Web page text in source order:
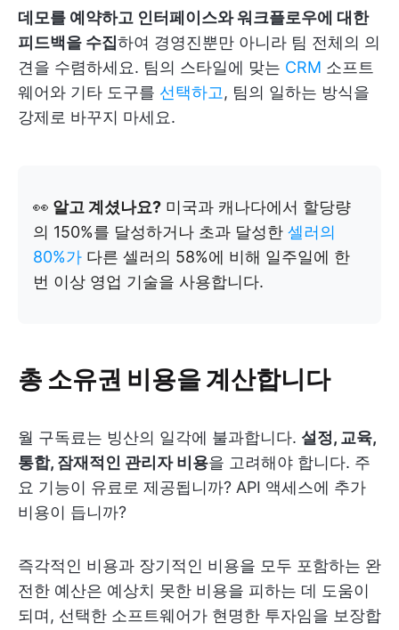
데모를 예약하고 인터페이스와 워크플로우에 대한
피드백을 수집하여 경영진뿐만 아니라 팀 전체의 의
견을 수렴하세요. 팀의 스타일에 맞는 CRM 소프트
웨어와 기타 도구를 선택하고 , 팀의 일하는 방식을
강제로 바꾸지 마세요.
👀 알고 계셨나요? 미국과 캐나다에서 할당량
의 150%를 달성하거나 초과 달성한 셀러의
80%가 다른 셀러의 58%에 비해 일주일에 한
번 이상 영업 기술을 사용합니다.
총 소유권 비용을 계산합니다
월 구독료는 빙산의 일각에 불과합니다. 설정, 교육,
통합, 잠재적인 관리자 비용을 고려해야 합니다. 주
요 기능이 유료로 제공됩니까? API 액세스에 추가
비용이 듭니까?
즉각적인 비용과 장기적인 비용을 모두 포함하는 완
전한 예산은 예상치 못한 비용을 피하는 데 도움이
되며, 선택한 소프트웨어가 현명한 투자임을 보장합